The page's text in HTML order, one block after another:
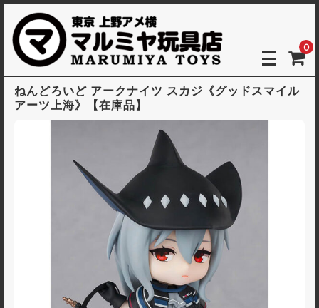
0
ねんどろいど アークナイツ スカジ《グッドスマイル
アーツ上海》【在庫品】